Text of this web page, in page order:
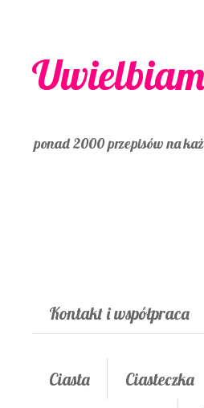
ponad 2000 przepisów na
Kontakt i współpraca
Ciasta Ciasteczka